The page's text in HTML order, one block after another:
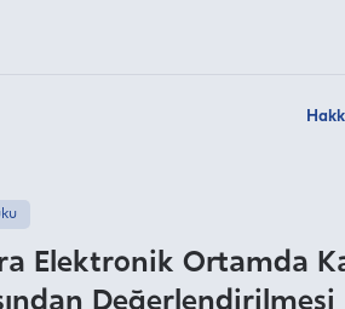
Elektronik Ortamda
Değerlendirilmesi